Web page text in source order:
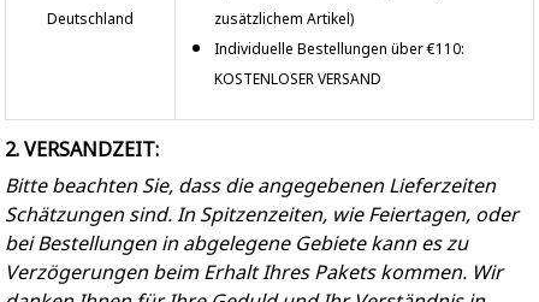
Deutschland
zusätzlichem Artikel)
Individuelle Bestellungen über €110:
KOSTENLOSER VERSAND
2. VERSANDZEIT:
Bitte beachten Sie, dass die angegebenen Lieferzeiten
Schätzungen sind. In Spitzenzeiten, wie Feiertagen, oder
bei Bestellungen in abgelegene Gebiete kann es zu
Verzögerungen beim Erhalt Ihres Pakets kommen. Wir